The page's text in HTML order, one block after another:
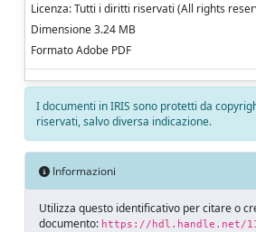
Licenza: Tutti i diritti riservati (All rights
Dimensione 3.24 MB
Formato Adobe PDF
I documenti in IRIS sono protetti da
riservati, salvo diversa indicazione.
Informazioni
Utilizza questo identificativo per citare o
documento: https://hdl.handle.net/